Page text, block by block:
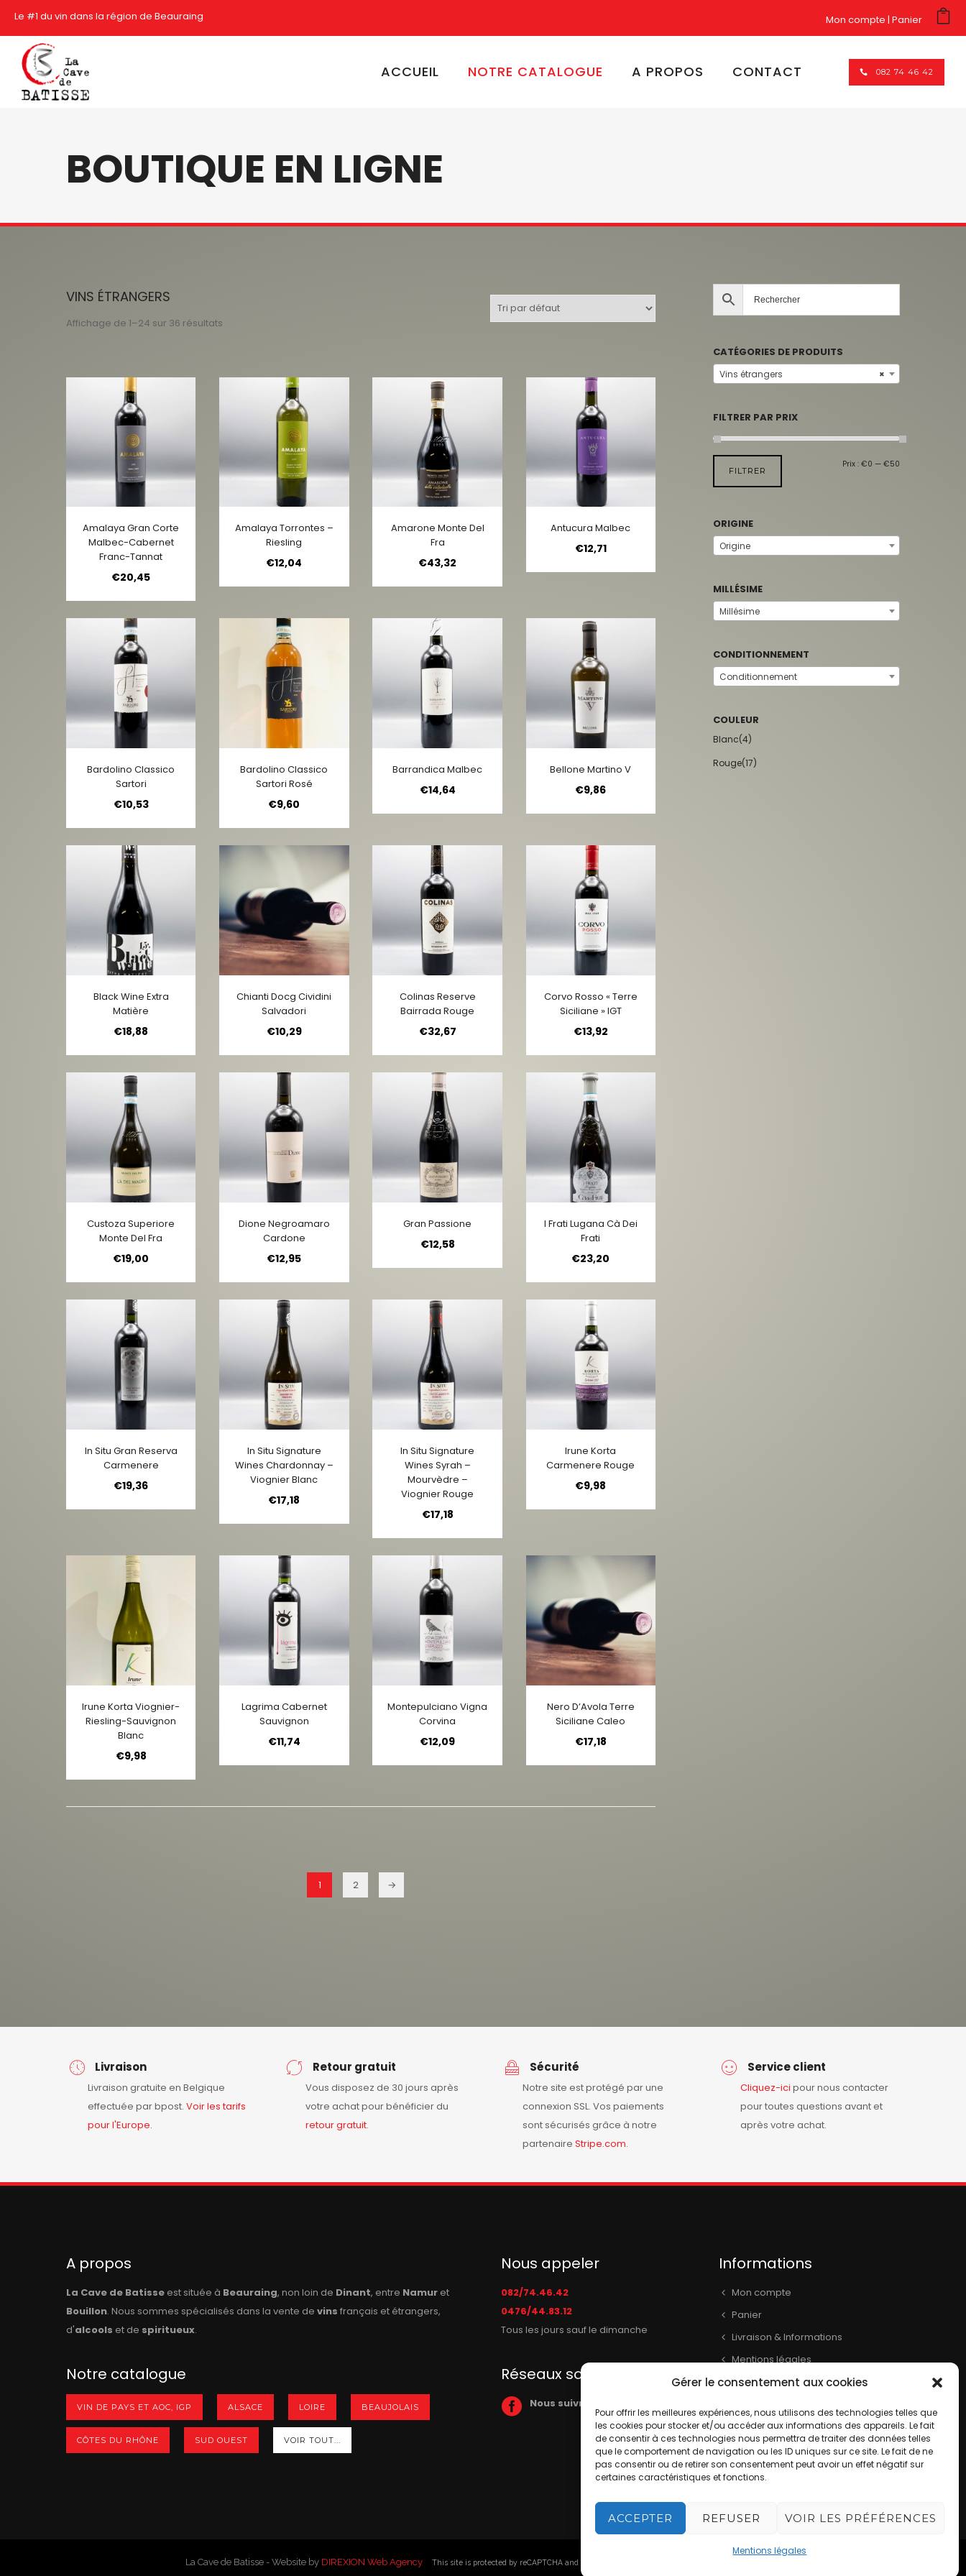
Gérer le consentement aux cookies
Pour offrir les meilleures expériences, nous utilisons des technologies telles que
les cookies pour stocker et/ou accéder aux informations des appareils. Le fait
de consentir à ces technologies nous permettra de traiter des données telles
que le comportement de navigation ou les ID uniques sur ce site. Le fait de ne
pas consentir ou de retirer son consentement peut avoir un effet négatif sur
certaines caractéristiques et fonctions.
ACCEPTER REFUSER VOIR LES PRÉFÉRENCES
Mentions légales
Le #1 du vin dans la région de Beauraing Mon compte Panier
082 74 46 42
ACCUEIL NOTRE CATALOGUE A PROPOS CONTACT
BOUTIQUE EN LIGNE
VINS ÉTRANGERS
Affichage de 1–24 sur 36 résultats
Amalaya Gran Corte
Malbec-Cabernet
Franc-Tannat
€20,45
Amalaya Torrontes –
Riesling
€12,04
Amarone Monte Del
Fra
€43,32
Antucura Malbec
€12,71
Bardolino Classico
Sartori
€10,53
Bardolino Classico
Sartori Rosé
€9,60
Barrandica Malbec
€14,64
Bellone Martino V
€9,86
Black Wine Extra
Matière
€18,88
Chianti Docg Cividini
Salvadori
€10,29
Colinas Reserve
Bairrada Rouge
€32,67
Corvo Rosso « Terre
Siciliane » IGT
€13,92
Custoza Superiore
Monte Del Fra
€19,00
Dione Negroamaro
Cardone
€12,95
Gran Passione
€12,58
I Frati Lugana Cà Dei
Frati
€23,20
In Situ Gran Reserva
Carmenere
€19,36
In Situ Signature
Wines Chardonnay –
Viognier Blanc
€17,18
In Situ Signature
Wines Syrah –
Mourvèdre –
Viognier Rouge
€17,18
Irune Korta
Carmenere Rouge
€9,98
Irune Korta Viognier-
Riesling-Sauvignon
Blanc
€9,98
Lagrima Cabernet
Sauvignon
€11,74
Montepulciano Vigna
Corvina
€12,09
Nero D’Avola Terre
Siciliane Caleo
€17,18
1 2 →
CATÉGORIES DE PRODUITS
×
Vins étrangers
FILTRER PAR PRIX
FILTRER
Prix : €0 — €50
ORIGINE
Origine
MILLÉSIME
Millésime
CONDITIONNEMENT
Conditionnement
COULEUR
Blanc(4)
Rouge(17)
Livraison
Livraison gratuite en Belgique
effectuée par bpost. Voir les tarifs
pour l'Europe.
Retour gratuit
Vous disposez de 30 jours après
votre achat pour bénéficier du
retourgratuit.
Sécurité
Notre site est protégé par une
connexion SSL. Vos paiements
sont sécurisés grâce à notre
partenaire Stripe.com.
Service client
Cliquez-ici pour nous contacter
pour toutes questions avant et
après votre achat.
A propos
La Cave de Batisse est située à Beauraing, non loin de Dinant, entre Namur et
Bouillon. Nous sommes spécialisés dans la vente de vins français et étrangers,
d'alcools et de spiritueux.
Notre catalogue
VIN DE PAYS ET AOC, IGP ALSACE LOIRE BEAUJOLAIS
CÔTES DU RHÔNE SUD OUEST VOIR TOUT...
Nous appeler
082/74.46.42
0476/44.83.12
Tous les jours sauf le dimanche
Réseaux sociaux
Nous suivre sur Facebook
Informations
Mon compte
Panier
Livraison & Informations
Mentions légales
Conditions générales
La Cave de Batisse - Website by DIREXION Web Agency This site is protected by reCAPTCHA and the Google